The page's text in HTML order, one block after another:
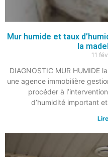
Mur humide et taux
la
11
DIAGNOSTIC MUR HUMIDE
une agence immobilière
procéder à
d’humidité important